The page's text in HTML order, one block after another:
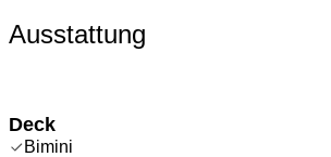
Ausstattung
Deck
Bimini